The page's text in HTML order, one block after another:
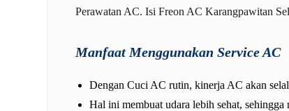
Perawatan AC. Isi Freon AC Karangpawitan
Manfaat Menggunakan Service AC
Dengan Cuci AC rutin, kinerja AC akan
Hal ini membuat udara lebih sehat,